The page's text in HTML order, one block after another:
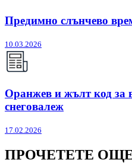
Предимно слънчево
10.03.2026
Оранжев и жълт код за
снеговалеж
17.02.2026
ПРОЧЕТЕТЕ